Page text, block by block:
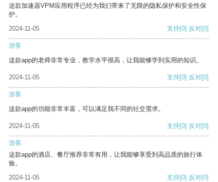
这款加速器VPM应用程序已经为我们带来了无限的隐私保护和安全性保
护。
2024-11-05
支持[0] 反对[0]
游客
这款app的老师非常专业，教学水平很高，让我能够学到实用的知识。
2024-11-05 支持[0] 反对[0]
游客
这款app的功能非常丰富，可以满足我不同的社交需求。
2024-11-05 支持[0] 反对[0]
游客
这款app的酒店、餐厅推荐非常有用，让我能够享受到高品质的旅行体
验。
2024-11-05
支持[0] 反对[0]